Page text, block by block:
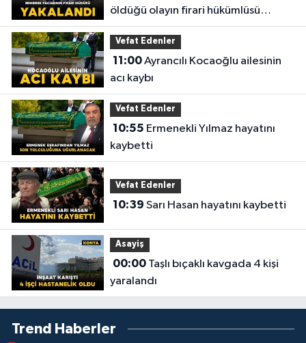
öldüğü olayın firari hükümlüsü
yakalandı
Vefat Edenler
11:00Ayrancılı Kocaoğlu ailesinin
acı kaybı
Vefat Edenler
10:55
kaybetti
Vefat Edenler
10:39 Sarı Hasan hayatını kaybetti
Asayiş
00:00Taşlı bıçaklı kavgada 4 kişi
yaralandı
Trend Haberler